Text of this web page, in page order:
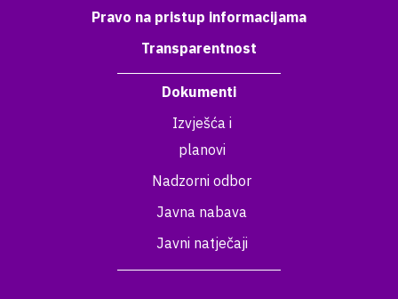
Pravo na pristup informacijama
Transparentnost
Dokumenti
Izvješća i
planovi
Nadzorni odbor
Javna nabava
Javni natječaji